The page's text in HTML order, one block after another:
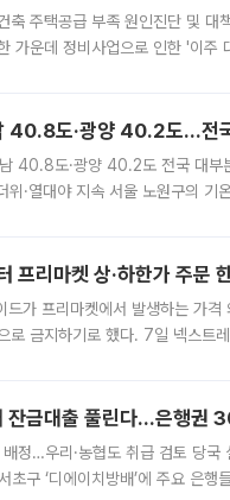
축 주택공급 부족 원인진단 및 대
가운데 정비사업으로 인한 '이주
40.8도·광양 40.2도…전
40.8도·광양 40.2도 전국 대부
위·열대야 지속 서울 노원구의
프리마켓 상·하한가 주문
드가 프리마켓에서 발생하는 가
로 금지하기로 했다. 7일 넥스트
잔금대출 풀린다…은행권
정…우리·농협도 취급 검토 당
초구 ‘디에이치방배’에 주요 은